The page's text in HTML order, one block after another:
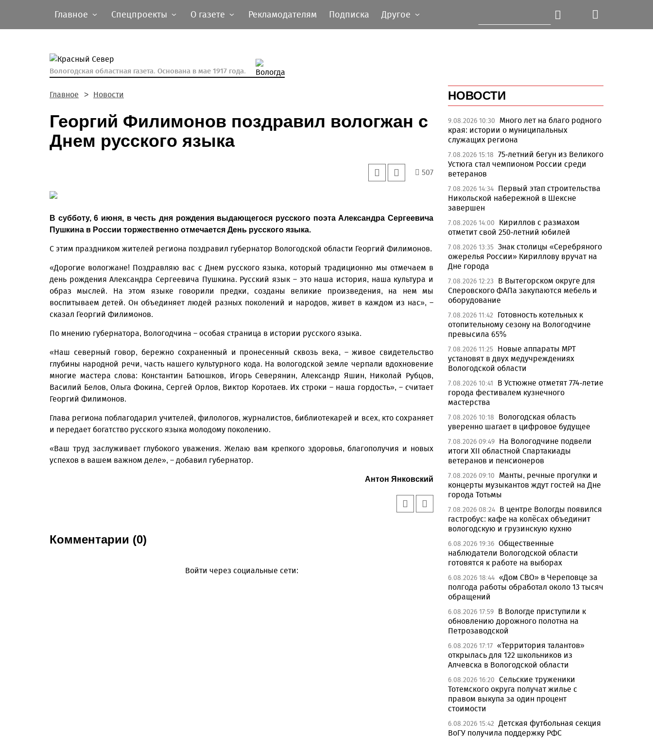
Главное Спецпроекты О газете Рекламодателям Подписка Другое
Вологодская областная газета. Основана в мае 1917 года.
Главное Новости
Георгий Филимонов поздравил вологжан с
Днем русского языка
507
В субботу, 6 июня, в честь дня рождения выдающегося русского поэта Александра Сергеевича
Пушкина в России торжественно отмечается День русского языка.
С этим праздником жителей региона поздравил губернатор Вологодской области Георгий Филимонов.
«Дорогие вологжане! Поздравляю вас с Днем русского языка, который традиционно мы отмечаем в
день рождения Александра Сергеевича Пушкина. Русский язык – это наша история, наша культура и
образ мыслей. На этом языке говорили предки, созданы великие произведения, на нем мы
воспитываем детей. Он объединяет людей разных поколений и народов, живет в каждом из нас», –
сказал Георгий Филимонов.
По мнению губернатора, Вологодчина – особая страница в истории русского языка.
«Наш северный говор, бережно сохраненный и пронесенный сквозь века, – живое свидетельство
глубины народной речи, часть нашего культурного кода. На вологодской земле черпали вдохновение
многие мастера слова: Константин Батюшков, Игорь Северянин, Александр Яшин, Николай Рубцов,
Василий Белов, Ольга Фокина, Сергей Орлов, Виктор Коротаев. Их строки – наша гордость», – считает
Георгий Филимонов.
Глава региона поблагодарил учителей, филологов, журналистов, библиотекарей и всех, кто сохраняет
и передает богатство русского языка молодому поколению.
«Ваш труд заслуживает глубокого уважения. Желаю вам крепкого здоровья, благополучия и новых
успехов в вашем важном деле», – добавил губернатор.
Антон Янковский
Комментарии (0)
Войти через социальные сети:
НОВОСТИ
9.08.2026 10:30
Много лет на благо родного
края: истории о муниципальных
служащих региона
7.08.2026 15:18 75-летний бегун из Великого
Устюга стал чемпионом России среди
ветеранов
7.08.2026 14:34 Первый этап строительства
Никольской набережной в Шексне
завершен
7.08.2026 14:00
Кириллов с размахом
отметит свой 250-летний юбилей
7.08.2026 13:35 Знак столицы «Серебряного
ожерелья России» Кириллову вручат на
Дне города
7.08.2026 12:23
В Вытегорском округе для
Сперовского ФАПа закупаются мебель и
оборудование
7.08.2026 11:42
Готовность котельных к
отопительному сезону на Вологодчине
превысила 65%
7.08.2026 11:25 Новые аппараты МРТ
установят в двух медучреждениях
Вологодской области
7.08.2026 10:41
В Устюжне отметят 774-летие
города фестивалем кузнечного
мастерства
7.08.2026 10:18
Вологодская область
уверенно шагает в цифровое будущее
7.08.2026 09:49 На Вологодчине подвели
итоги XII областной Спартакиады
ветеранов и пенсионеров
7.08.2026 09:10
Манты, речные прогулки и
концерты музыкантов ждут гостей на Дне
города Тотьмы
7.08.2026 08:24 В центре Вологды появился
гастробус: кафе на колёсах объединит
вологодскую и грузинскую кухню
6.08.2026 19:36 Общественные
наблюдатели Вологодской области
готовятся к работе на выборах
6.08.2026 18:44 «Дом СВО» в Череповце за
полгода работы обработал около 13 тысяч
обращений
6.08.2026 17:59 В Вологде приступили к
обновлению дорожного полотна на
Петрозаводской
6.08.2026 17:17 «Территория талантов»
открылась для 122 школьников из
Алчевска в Вологодской области
6.08.2026 16:20 Сельские труженики
Тотемского округа получат жилье с
правом выкупа за один процент
стоимости
6.08.2026 15:42 Детская футбольная секция
ВоГУ получила поддержку РФС